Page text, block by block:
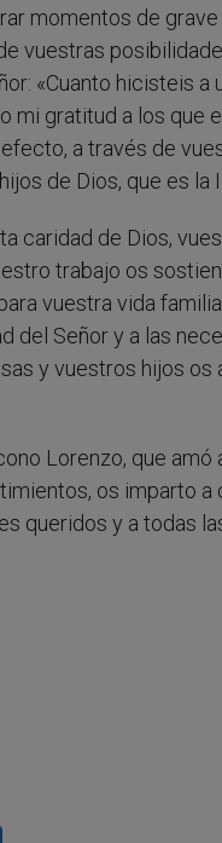
momentos de
vuestras
«Cuanto hicisteis a
mi gratitud a los que
a través de
de Dios, que es la
caridad de Dios,
trabajo os
vuestra vida
del Señor y a las
y vuestros hijos os
Lorenzo, que amó
os imparto a
queridos y a todas